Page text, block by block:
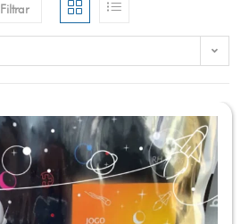
Filtrar